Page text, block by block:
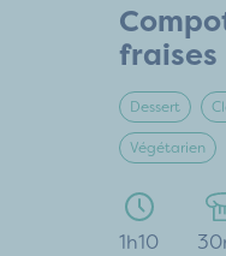
fraises
Dessert
Végétarien
1h10